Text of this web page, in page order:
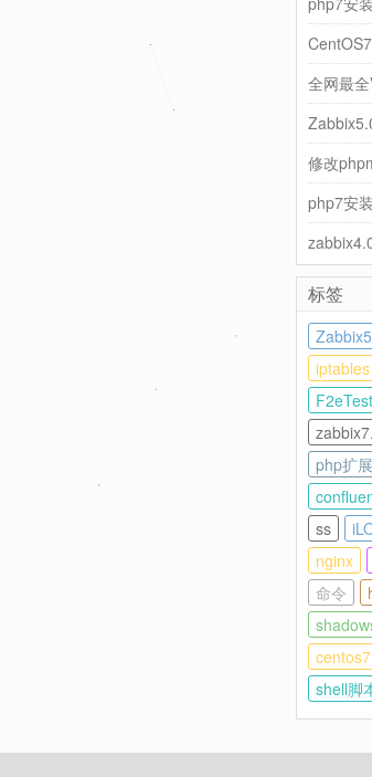
修改
php7安
标签
iptables
F2eTest
php扩展
ss
nginx
命令
centos7
shell脚